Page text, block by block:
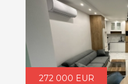
272 000 EUR